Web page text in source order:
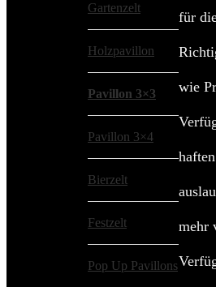
Gartenzelt
Holzpavillon
Pavillon 3×3
Pavillon 3×4
Bierzelt
Festzelt
Pop Up Pavillons
für
wie
mehr